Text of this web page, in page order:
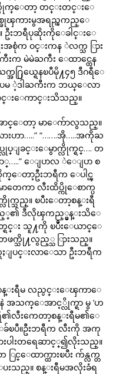
ြတ္လိုက္ေတာ့ တင္းတင္းေ
ခုၾကားမွအရည္ၾကည္ေ
းဘရီပုဆိုးကိုေခါင္းေ
အစုံက ဝင္းကန ဲလက္သ ြား
က မဲမဲႀကီး ေထာင္ထေန
႐ြယ္ရေနၿပီမို႔၄၅ ဒီဂရီေ
မ ဲ့ဒါႀကီးက ဘယ္ေလာ
င္းေကာင္းသိသည္။
အာင္ေတာ့ မာေက်ာလွသည္။
းဟာ…..” “…….အို…..အကိုႀ
ပ္ျခင္းေမွာက္လိုက္ရင္…. တ
ာ္…..” ေျပာလ ဲေျပာ စ
ေတာ့ဦးဘရီက ေပါင္ၾ
တေကာ လီးထိပ္ကိုေစာက္ပ
က္သည္။ ၿပီးေတာ့စန္းရီ
၏ ဒီလိုၾကည့္မွန္းသိေ
င္း သူ႔ကို ၿပဳံးေယာင္ေ
ဖက္သို႔လွည့္သ ြားသည္။
ႈျပင္းလာေသာ ဦးဘရီက
န္းရီမ လည္ပင္းေၾကာေ
နဲ အသက္ေအာင့္လိုက္ရာ မွ ‘ဟ
၏လီးကေတာ့စန္းရီမ၏ေ
ၿပီ။ဦးဘရီက လီးကို အကု
းပါးတရေဆာင့္၍လိုးသည္။
ေထာက္ထားၿပီး က်န္လက္တ
သည္။ စန္းရီမအလိုးခံရ